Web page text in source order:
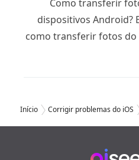
Como transferir
dispositivos Android?
como transferir fotos do
Início Corrigir problemas do iOS